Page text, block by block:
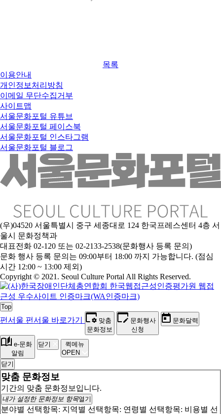
목록
이용안내
개인정보처리방침
이메일 무단수집거부
사이트맵
서울문화포털 유튜브
서울문화포털 페이스북
서울문화포털 인스타그램
서울문화포털 블로그
(우)04520 서울특별시 중구 세종대로 124 한국프레스센터 4층 서
울시 문화정책과
대표전화 02-120 또는 02-2133-2538(문화행사 등록 문의)
문화 행사 등록 문의는 09:00부터 18:00 까지 가능합니다. (점심
시간 12:00 ~ 13:00 제외)
Copyright © 2021. Seoul Culture Portal All Rights Reserved.
Top
펀서울 펀서울 바로가기
맞춤
문화정보
문화행사
신청
문화달력
e-문화
알림
닫기
퀵메뉴
OPEN
닫기
맞춤 문화정보
기간의 맞춤 문화정보입니다.
내가 설정한 문화정보 항목열기
분야별 선택항목: 지역별 선택항목: 연령별 선택항목: 비용별 선